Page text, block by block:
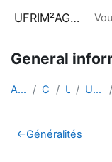
UFRIM²AG : Moodle
General
Accueil Cours UGA UFRIM²AG
Résumé de
←Généralités